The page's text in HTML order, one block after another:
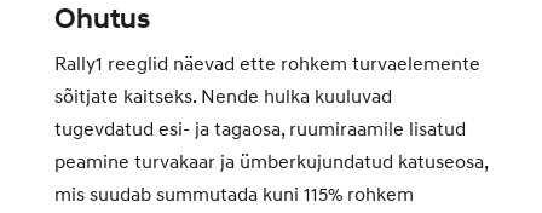
Ohutus
Rally1 reeglid näevad ette rohkem turvaelemente
sõitjate kaitseks. Nende hulka kuuluvad
tugevdatud esi- ja tagaosa, ruumiraamile lisatud
peamine turvakaar ja ümberkujundatud katuseosa,
mis suudab summutada kuni 115% rohkem